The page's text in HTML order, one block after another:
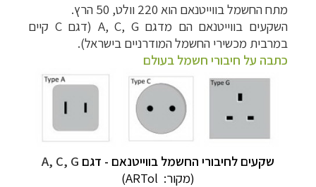
מתח החשמל בווייטנאם הוא 220 וולט, 50 הרץ.
השקעים בווייטנאם הם מדגם A, C, G (דגם C קיים
במרבית מכשירי החשמל המודרניים בישראל).
כתבה על חיבורי חשמל בעולם
שקעים לחיבורי החשמל בווייטנאם - דגם A, C, G
(מקור: